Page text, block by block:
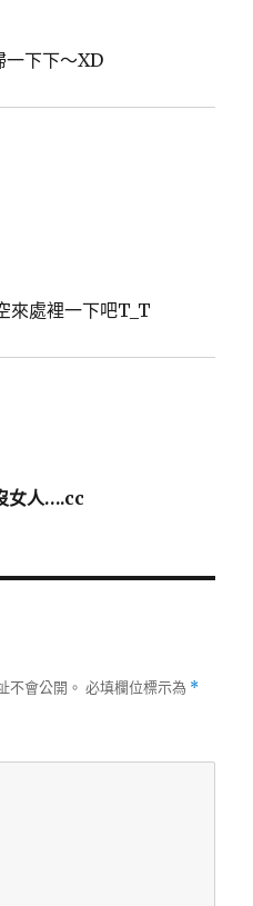
一下下～XD
來處裡一下吧T_T
女人….cc
不會公開。 必填欄位標示為 *